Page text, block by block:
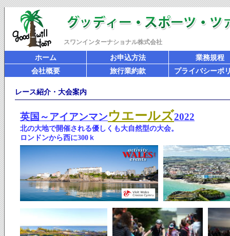
スワンインターナショナル株式会社
ホーム お申込方法
業務規程
会社概要
旅行業約款 プライバシーポ
レース紹介・大会案内
英国～アイアンマンウエールズ2022
北の大地で開催される優しくも大自然型の大会。
ロンドンから西に300ｋ